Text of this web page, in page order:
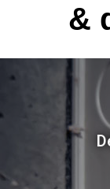
&